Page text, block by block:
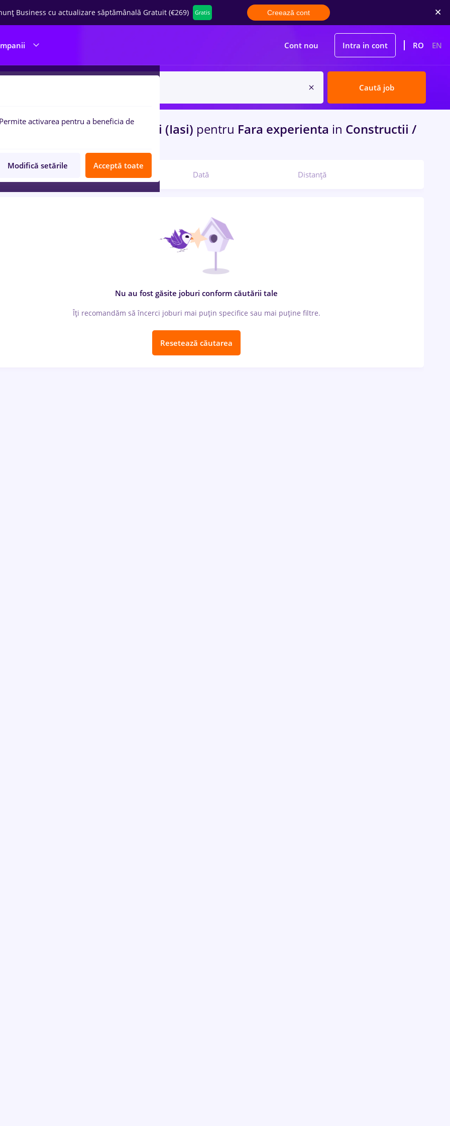
Business cu actualizare săptămânală Gratuit (€269) Gratis Creează cont
Cont nou Intra in cont RO EN
Caută job
de muncasofer bcein Iasi (Iasi) pentru Fara experienta in Constructii /
Relevanță Dată Distanță
Nu au fost găsite joburi conform căutării tale
Îți recomandăm să încerci joburi mai puțin specifice sau mai puține filtre.
Resetează căutarea
Permite activarea pentru a beneficia de
Modifică setările Acceptă toate